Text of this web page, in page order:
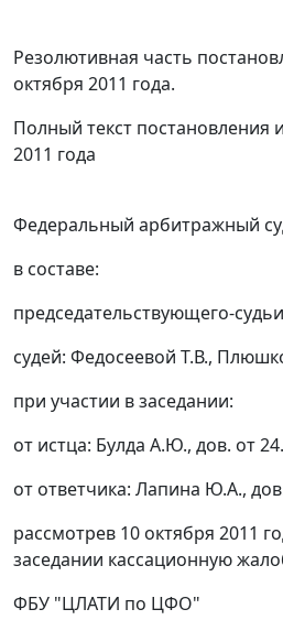
Резолютивная часть
октября 2011 года.
Полный текст постановления
2011 года
Федеральный арбитражный
в составе:
председательствующего-
судей: Федосеевой Т.В.,
при участии в заседании:
от истца: Булда А.Ю., дов. от
от ответчика: Лапина Ю.А.,
рассмотрев 10 октября 2011
заседании кассационную
ФБУ "ЦЛАТИ по ЦФО"